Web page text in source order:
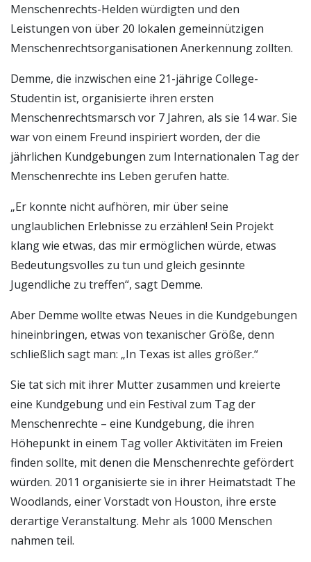
Menschenrechts-Helden würdigten und den
Leistungen von über 20 lokalen gemeinnützigen
Menschenrechtsorganisationen Anerkennung zollten.
Demme, die inzwischen eine 21-jährige College-
Studentin ist, organisierte ihren ersten
Menschenrechtsmarsch vor 7 Jahren, als sie 14 war. Sie
war von einem Freund inspiriert worden, der die
jährlichen Kundgebungen zum Internationalen Tag der
Menschenrechte ins Leben gerufen hatte.
„Er konnte nicht aufhören, mir über seine
unglaublichen Erlebnisse zu erzählen! Sein Projekt
klang wie etwas, das mir ermöglichen würde, etwas
Bedeutungsvolles zu tun und gleich gesinnte
Jugendliche zu treffen“, sagt Demme.
Aber Demme wollte etwas Neues in die Kundgebungen
hineinbringen, etwas von texanischer Größe, denn
schließlich sagt man: „In Texas ist alles größer.“
Sie tat sich mit ihrer Mutter zusammen und kreierte
eine Kundgebung und ein Festival zum Tag der
Menschenrechte – eine Kundgebung, die ihren
Höhepunkt in einem Tag voller Aktivitäten im Freien
finden sollte, mit denen die Menschenrechte gefördert
würden. 2011 organisierte sie in ihrer Heimatstadt The
Woodlands, einer Vorstadt von Houston, ihre erste
derartige Veranstaltung. Mehr als 1000 Menschen
nahmen teil.